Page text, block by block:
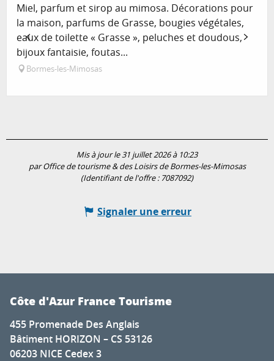
Miel, parfum et sirop au mimosa. Décorations pour
la maison, parfums de Grasse, bougies végétales,
eaux de toilette « Grasse », peluches et doudous,
bijoux fantaisie, foutas...
Bormes-les-Mimosas
Mis à jour le 31 juillet 2026 à 10:23
par Office de tourisme & des Loisirs de Bormes-les-Mimosas
(Identifiant de l'offre : 7087092)
Signaler une erreur
Côte d'Azur France Tourisme
455 Promenade Des Anglais
Bâtiment HORIZON – CS 53126
06203 NICE Cedex 3